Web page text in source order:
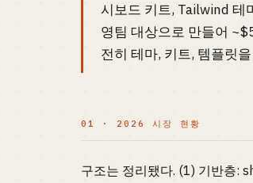
시보드 키트, Tailwind 테
영팀 대상으로 만들어
전히 테마, 키트, 템플릿
01 · 2026 시장 현황
구조는 정리됐다. (1) 기반층: